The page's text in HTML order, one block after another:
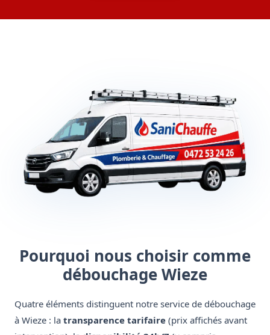
Pourquoi nous choisir comme
débouchage Wieze
Quatre éléments distinguent notre service de débouchage
à Wieze : la transparence tarifaire (prix affichés avant